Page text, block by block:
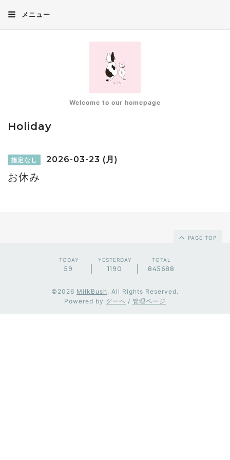
メニュー
Welcome to our homepage
Holiday
指定なし 2026-03-23 (月)
お休み
PAGE TOP
TODAY
59
YESTERDAY
1190
TOTAL
845688
©2026 MilkBush . All Rights Reserved.
Powered by グーペ / 管理ページ